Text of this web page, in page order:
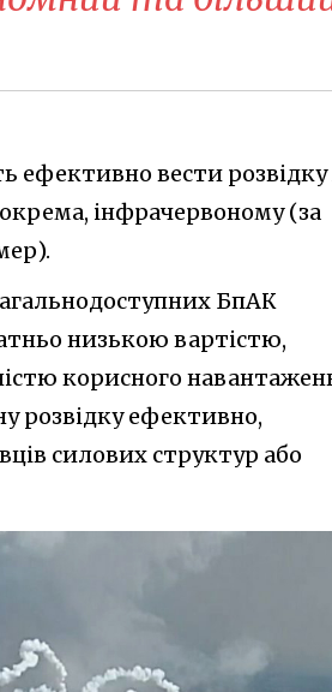
ефективно вести розвідку
інфрачервоному (за
БпАК
низькою вартістю,
корисного
розвідку ефективно,
силових структур або